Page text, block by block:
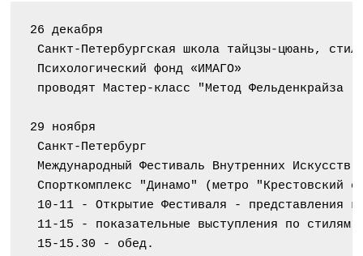
26 декабря
Санкт-Петербургская школа тайцзы-цюань,
Психологический фонд «ИМАГО»
проводят Мастер-класс "Метод Фельденкрайза "
29 ноября
Санкт-Петербург
Международный Фестиваль Внутренних Искусств
Спорткомплекс "Динамо" (метро "Крестовский
10-11 - Открытие Фестиваля - представления
11-15 - показательные выступления по
15-15.30 - обед.